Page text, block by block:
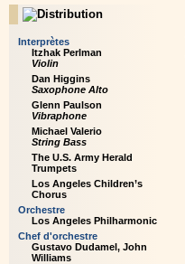
Interprètes
Itzhak Perlman
Violin
Dan Higgins
Saxophone Alto
Glenn Paulson
Vibraphone
Michael Valerio
String Bass
The U.S. Army Herald
Trumpets
Los Angeles Children’s
Chorus
Orchestre
Los Angeles Philharmonic
Chef d'orchestre
Gustavo Dudamel, John
Williams